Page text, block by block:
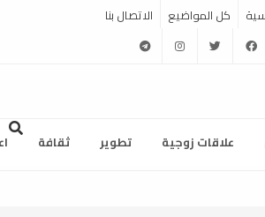
كل المواضيع الاتصال بنا
facebook
twitter
instagram
telegram
علاقات زوجية تطوير ثقافة